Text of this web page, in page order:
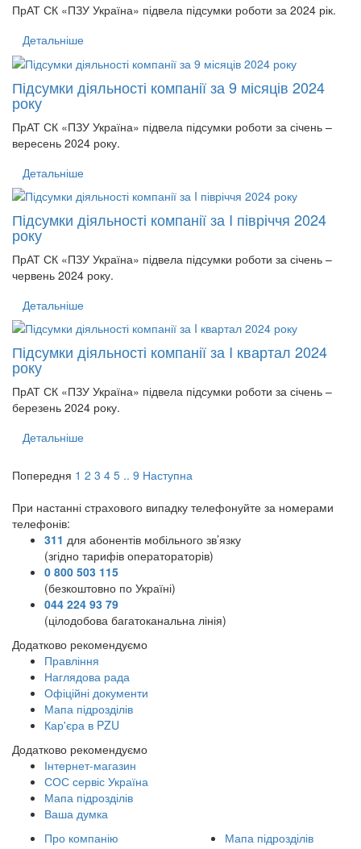
ПрАТ СК «ПЗУ Україна» підвела підсумки роботи за 2024 рік.
Детальніше
Підсумки діяльності компанії за 9 місяців 2024
року
ПрАТ СК «ПЗУ Україна» підвела підсумки роботи за січень –
вересень 2024 року.
Детальніше
Підсумки діяльності компанії за I півріччя 2024
року
ПрАТ СК «ПЗУ Україна» підвела підсумки роботи за січень –
червень 2024 року.
Детальніше
Підсумки діяльності компанії за I квартал 2024
року
ПрАТ СК «ПЗУ Україна» підвела підсумки роботи за січень –
березень 2024 року.
Детальніше
Попередня 1 2 3 4 5 .. 9 Наступна
При настанні страхового випадку телефонуйте за номерами
телефонів:
311 для абонентів мобільного зв’язку
(згідно тарифів оператораторів)
0 800 503 115
(безкоштовно по Україні)
044 224 93 79
(цілодобова багатоканальна лінія)
Додатково рекомендуємо
Правління
Наглядова рада
Офіційні документи
Мапа підрозділів
Кар'єра в PZU
Додатково рекомендуємо
Інтернет-магазин
СОС сервіс Україна
Мапа підрозділів
Ваша думка
Про компанію
Мапа підрозділів